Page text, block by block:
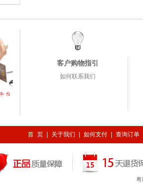
客户购物指引
如何联系我们
首 页| 关于我们 如何支付| 查询订单